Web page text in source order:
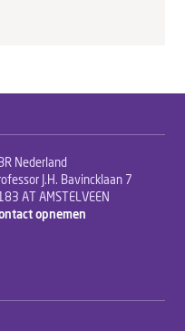
Nederland
J.H. Bavincklaan 7
AT AMSTELVEEN
opnemen